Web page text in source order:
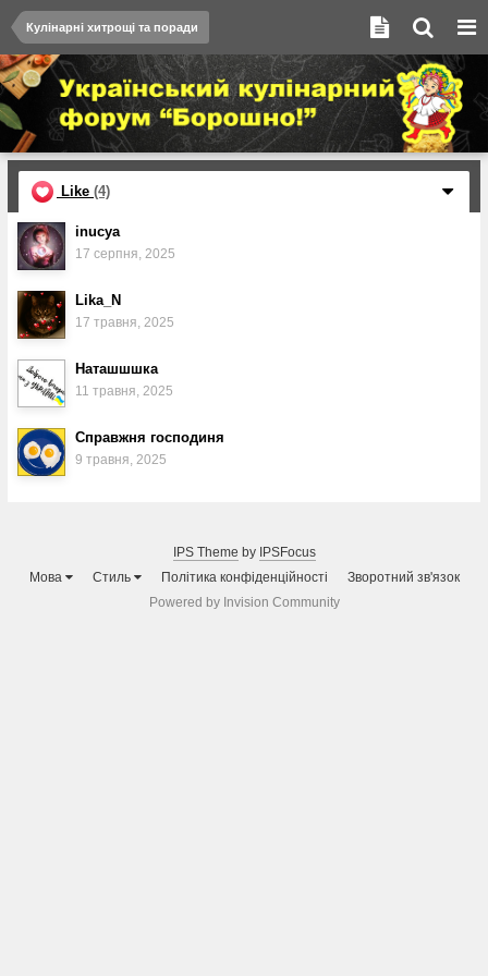
Кулінарні хитрощі та поради
Like (4)
inucya
17 серпня, 2025
Lika_N
17 травня, 2025
Наташшшка
11 травня, 2025
Справжня господиня
9 травня, 2025
IPS Theme by IPSFocus
Мова
Стиль Політика конфіденційності
Зворотний зв'язок
Powered by Invision Community